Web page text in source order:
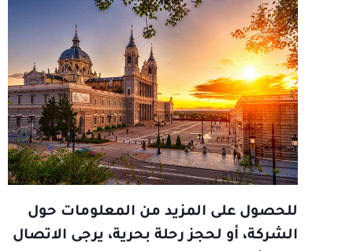
للحصول على المزيد من المعلومات حول
الشركة، أو لحجز رحلة بحرية، يرجى الاتصال